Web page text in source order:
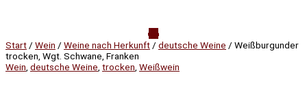
Start / Wein / Weine nach Herkunft / deutsche Weine / Weißburgunder
trocken, Wgt. Schwane, Franken
Wein deutsche Weine trocken Weißwein